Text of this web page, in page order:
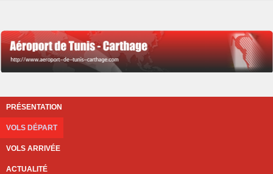
PRÉSENTATION
VOLS DÉPART
VOLS ARRIVÉE
ACTUALITÉ